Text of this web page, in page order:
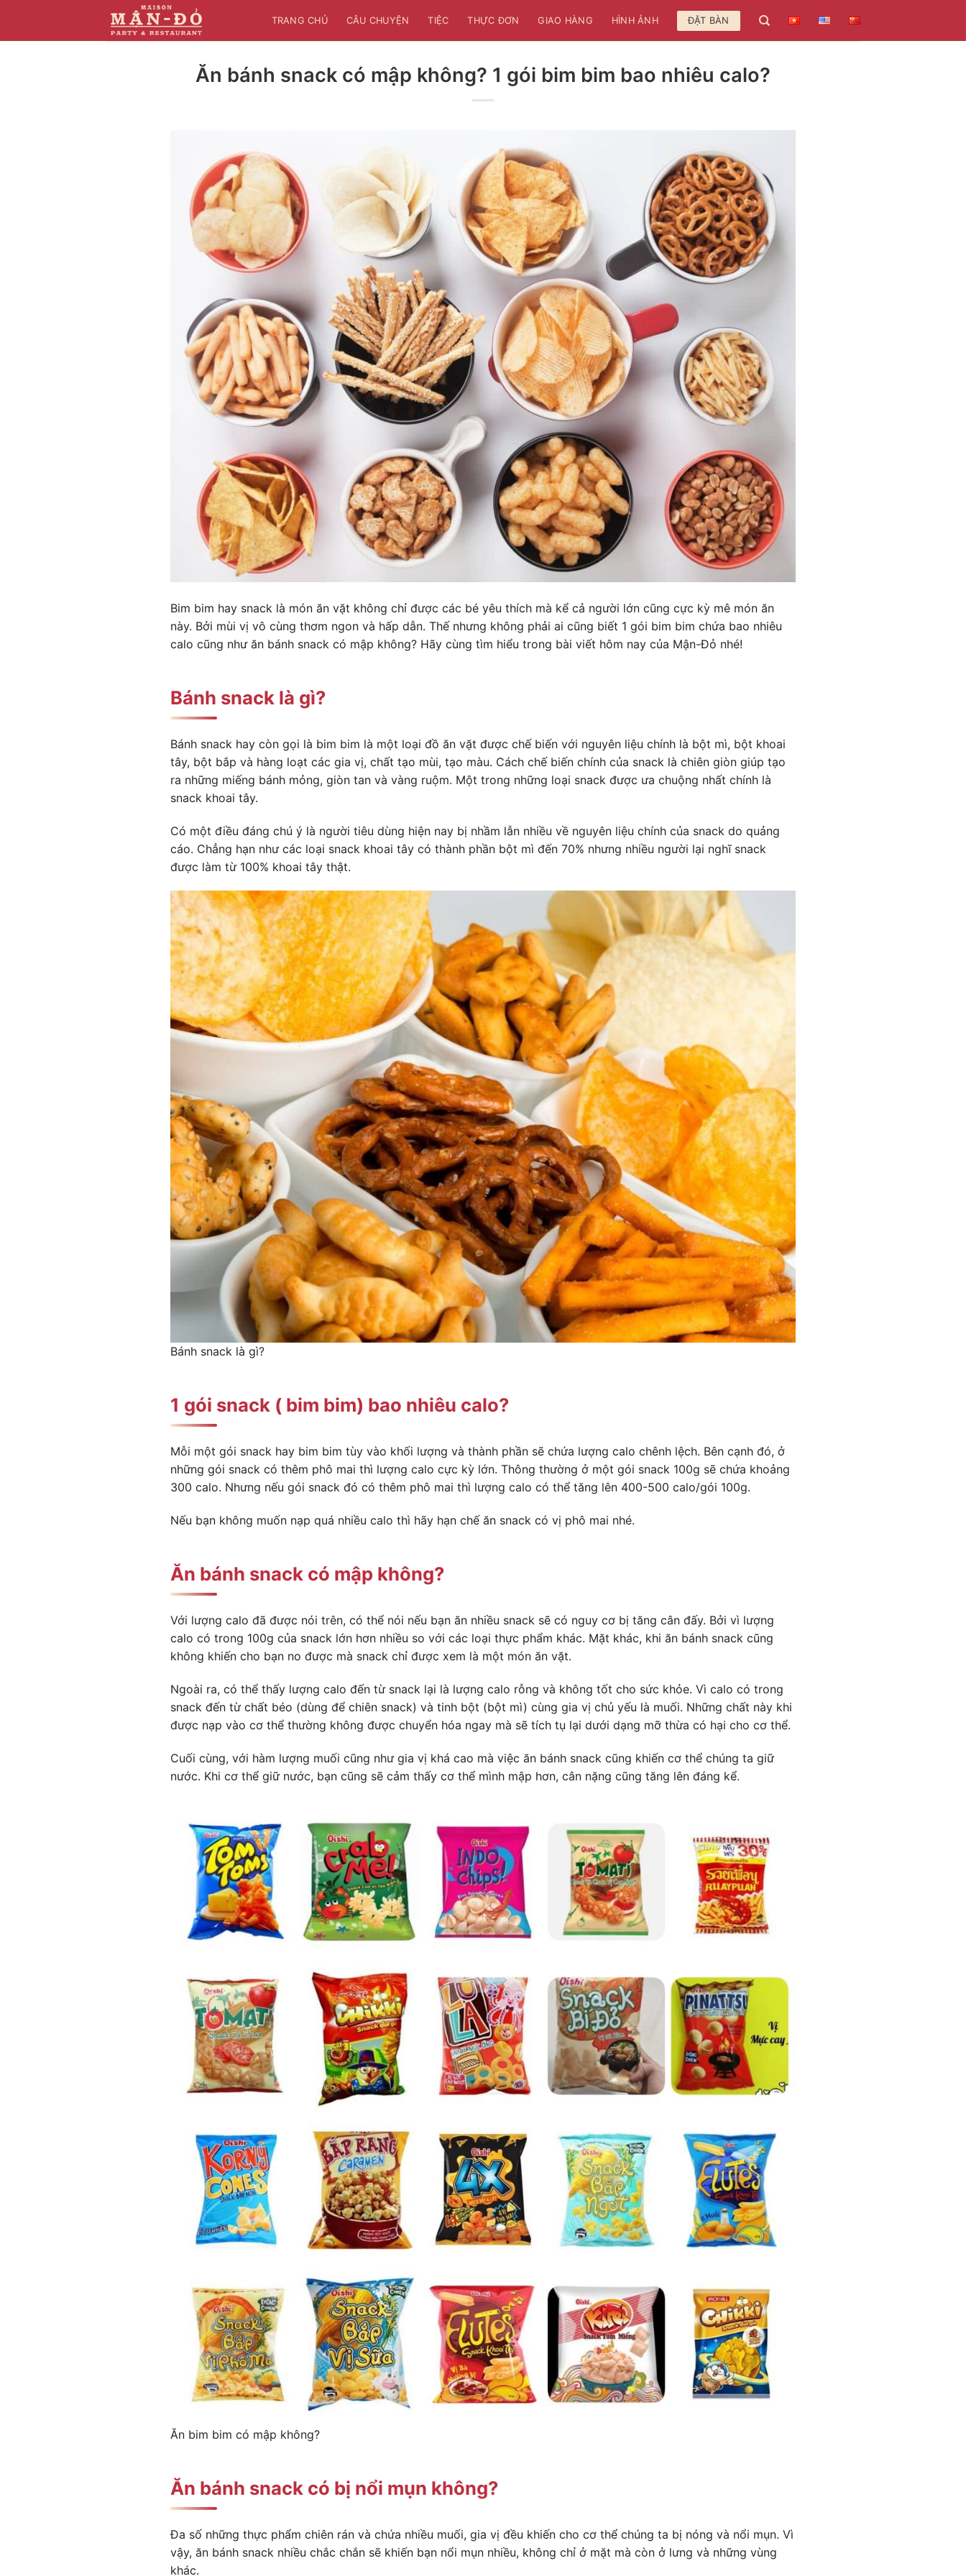
nội
TRANG CHỦ CÂU CHUYỆN TIỆC THỰC ĐƠN GIAO HÀNG HÌNH ẢNH ĐẶT BÀN
Ăn bánh snack có mập không? 1 gói bim bim bao nhiêu calo?
Bim bim hay snack là món ăn vặt không chỉ được các bé yêu thích mà kể cả người lớn cũng cực kỳ mê món ăn
này. Bởi mùi vị vô cùng thơm ngon và hấp dẫn. Thế nhưng không phải ai cũng biết 1 gói bim bim chứa bao nhiêu
calo cũng như ăn bánh snack có mập không? Hãy cùng tìm hiểu trong bài viết hôm nay của Mận-Đỏ nhé!
Bánh snack là gì?
Bánh snack hay còn gọi là bim bim là một loại đồ ăn vặt được chế biến với nguyên liệu chính là bột mì, bột khoai
tây, bột bắp và hàng loạt các gia vị, chất tạo mùi, tạo màu. Cách chế biến chính của snack là chiên giòn giúp tạo
ra những miếng bánh mỏng, giòn tan và vàng ruộm. Một trong những loại snack được ưa chuộng nhất chính là
snack khoai tây.
Có một điều đáng chú ý là người tiêu dùng hiện nay bị nhầm lẫn nhiều về nguyên liệu chính của snack do quảng
cáo. Chẳng hạn như các loại snack khoai tây có thành phần bột mì đến 70% nhưng nhiều người lại nghĩ snack
được làm từ 100% khoai tây thật.
Bánh snack là gì?
1 gói snack ( bim bim) bao nhiêu calo?
Mỗi một gói snack hay bim bim tùy vào khối lượng và thành phần sẽ chứa lượng calo chênh lệch. Bên cạnh đó, ở
những gói snack có thêm phô mai thì lượng calo cực kỳ lớn. Thông thường ở một gói snack 100g sẽ chứa khoảng
300 calo. Nhưng nếu gói snack đó có thêm phô mai thì lượng calo có thể tăng lên 400-500 calo/gói 100g.
Nếu bạn không muốn nạp quá nhiều calo thì hãy hạn chế ăn snack có vị phô mai nhé.
Ăn bánh snack có mập không?
Với lượng calo đã được nói trên, có thể nói nếu bạn ăn nhiều snack sẽ có nguy cơ bị tăng cân đấy. Bởi vì lượng
calo có trong 100g của snack lớn hơn nhiều so với các loại thực phẩm khác. Mặt khác, khi ăn bánh snack cũng
không khiến cho bạn no được mà snack chỉ được xem là một món ăn vặt.
Ngoài ra, có thể thấy lượng calo đến từ snack lại là lượng calo rỗng và không tốt cho sức khỏe. Vì calo có trong
snack đến từ chất béo (dùng để chiên snack) và tinh bột (bột mì) cùng gia vị chủ yếu là muối. Những chất này khi
được nạp vào cơ thể thường không được chuyển hóa ngay mà sẽ tích tụ lại dưới dạng mỡ thừa có hại cho cơ thể.
Cuối cùng, với hàm lượng muối cũng như gia vị khá cao mà việc ăn bánh snack cũng khiến cơ thể chúng ta giữ
nước. Khi cơ thể giữ nước, bạn cũng sẽ cảm thấy cơ thể mình mập hơn, cân nặng cũng tăng lên đáng kể.
Ăn bim bim có mập không?
Ăn bánh snack có bị nổi mụn không?
Đa số những thực phẩm chiên rán và chứa nhiều muối, gia vị đều khiến cho cơ thể chúng ta bị nóng và nổi mụn. Vì
vậy, ăn bánh snack nhiều chắc chắn sẽ khiến bạn nổi mụn nhiều, không chỉ ở mặt mà còn ở lưng và những vùng
khác.